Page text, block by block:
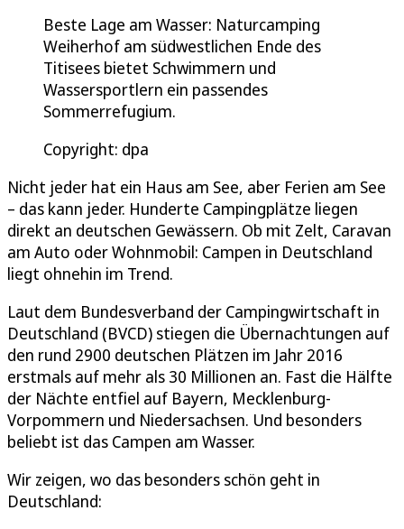
Beste Lage am Wasser: Naturcamping
Weiherhof am südwestlichen Ende des
Titisees bietet Schwimmern und
Wassersportlern ein passendes
Sommerrefugium.
Copyright: dpa
Nicht jeder hat ein Haus am See, aber Ferien am See
– das kann jeder. Hunderte Campingplätze liegen
direkt an deutschen Gewässern. Ob mit Zelt, Caravan
am Auto oder Wohnmobil: Campen in Deutschland
liegt ohnehin im Trend.
Laut dem Bundesverband der Campingwirtschaft in
Deutschland (BVCD) stiegen die Übernachtungen auf
den rund 2900 deutschen Plätzen im Jahr 2016
erstmals auf mehr als 30 Millionen an. Fast die Hälfte
der Nächte entfiel auf Bayern, Mecklenburg-
Vorpommern und Niedersachsen. Und besonders
beliebt ist das Campen am Wasser.
Wir zeigen, wo das besonders schön geht in
Deutschland: